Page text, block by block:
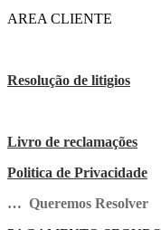
AREA CLIENTE
Resolução de litigios
Livro de reclamações
Politica de Privacidade
… Queremos Resolver